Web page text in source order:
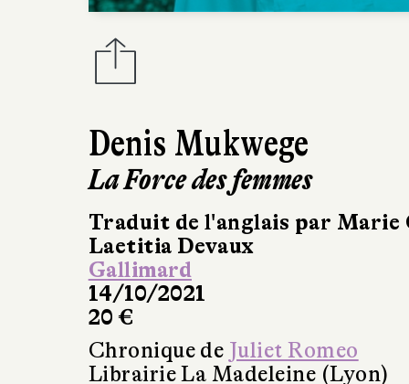
Denis Mukwege
La Force des femmes
Traduit de l'anglais par Marie
Laetitia Devaux
Gallimard
14/10/2021
20 €
Chronique de Juliet Romeo
Librairie La Madeleine (Lyon)